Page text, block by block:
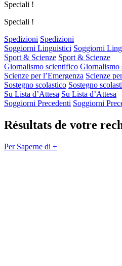
Speciali !
Speciali !
Spedizioni Spedizioni
Soggiorni Linguistici Soggiorni
Sport & Scienze Sport & Scienze
Giornalismo scientifico Giornalismo
Scienze per l’Emergenza Scienze
Sostegno scolastico Sostegno
Su Lista d’Attesa Su Lista d’Attesa
Soggiorni Precedenti Soggiorni
Résultats de votre
Per Saperne di +